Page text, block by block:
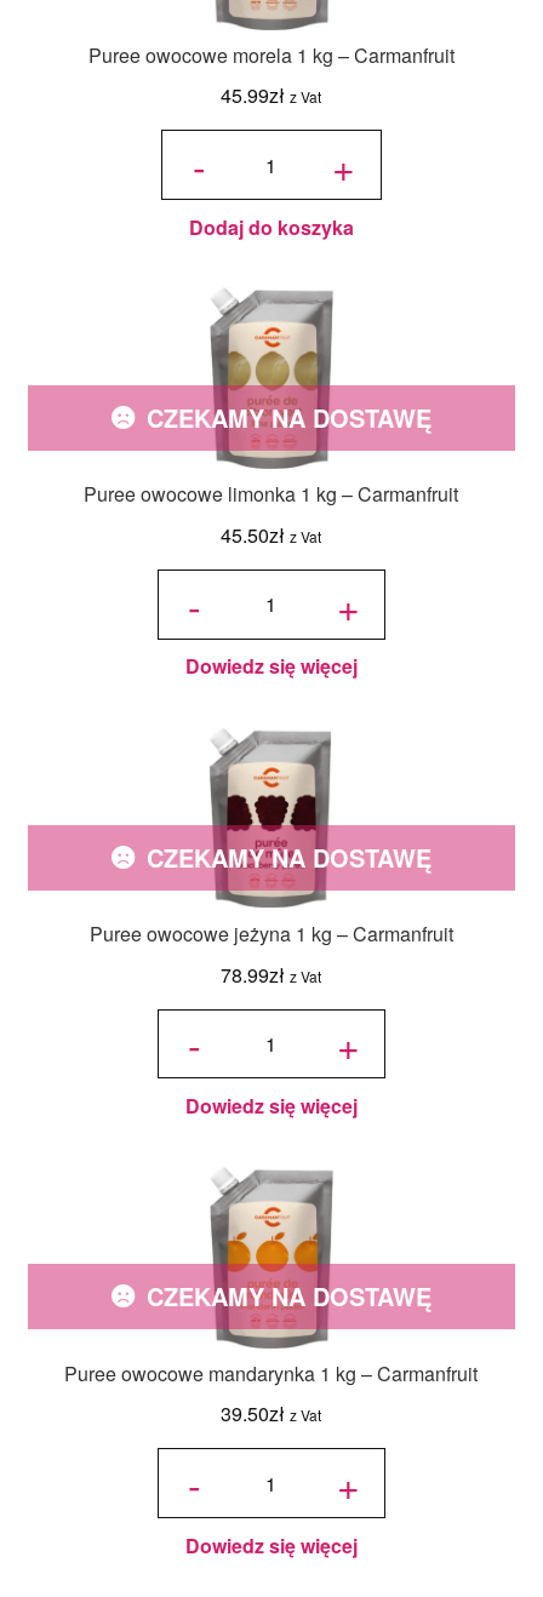
Puree owocowe morela 1 kg – Carmanfruit
45.99zł z Vat
-
ilość Puree
Carmanfruit +
Dodaj do koszyka
Puree owocowe limonka 1 kg – Carmanfruit
45.50zł z Vat
CZEKAMY NA DOSTAWĘ
-
ilość Puree
kg -
Carmanfruit +
Dowiedz się więcej
Puree owocowe jeżyna 1 kg – Carmanfruit
78.99zł z Vat
CZEKAMY NA DOSTAWĘ
-
ilość Puree
Carmanfruit +
Dowiedz się więcej
Puree owocowe mandarynka 1 kg – Carmanfruit
39.50zł z Vat
CZEKAMY NA DOSTAWĘ
-
ilość Puree
1 kg -
Carmanfruit +
Dowiedz się więcej